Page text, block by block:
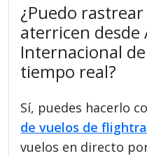
¿Puedo
aterricen
Internacional de
tiempo real?
Sí, puedes hacerlo
de vuelos de
vuelos en directo